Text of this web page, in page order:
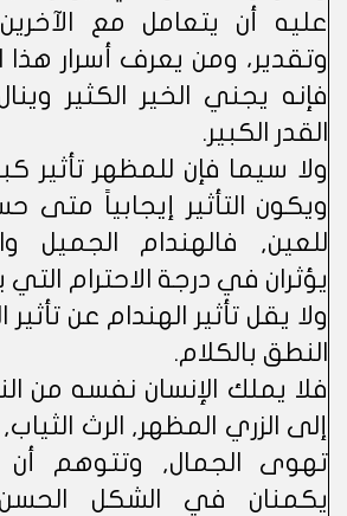
عليه أن يتعامل مع
وتقدير، ومن يعرف أسرار هذا
فإنه يجني الخير الكثير
القدر الكبير.
ولا سيما فإن للمظهر تأثير
ويكون التأثير إيجابياً متى
للعين, فالهندام الجميل
يؤثران في درجة الاحترام التي
ولا يقل تأثير الهندام عن
النطق بالكلام.
فلا يملك الإنسان نفسه من
إلى الزري المظهر, الرث
تهوى الجمال, وتتوهم أن
يكمنان في الشكل